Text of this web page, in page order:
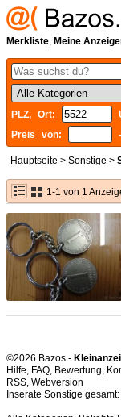
Merkliste, Meine
PLZ, Ort:
Preis von:
Hauptseite > Sonstige >
1-1 von 1
©2026 Bazos -
Hilfe, FAQ, Bewertung,
RSS,
Inserate Sonstige gesamt: